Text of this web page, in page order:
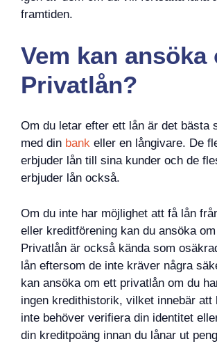
framtiden.
Vem kan ansöka
Privatlån?
Om du letar efter ett lån är det bästa
med din bank eller en långivare. De
erbjuder lån till sina kunder och de
erbjuder lån också.
Om du inte har möjlighet att få lån
eller kreditförening kan du ansöka
Privatlån är också kända som
lån eftersom de inte kräver några
kan ansöka om ett privatlån om du
ingen kredithistorik, vilket innebär att
inte behöver verifiera din identitet
din kreditpoäng innan du lånar ut